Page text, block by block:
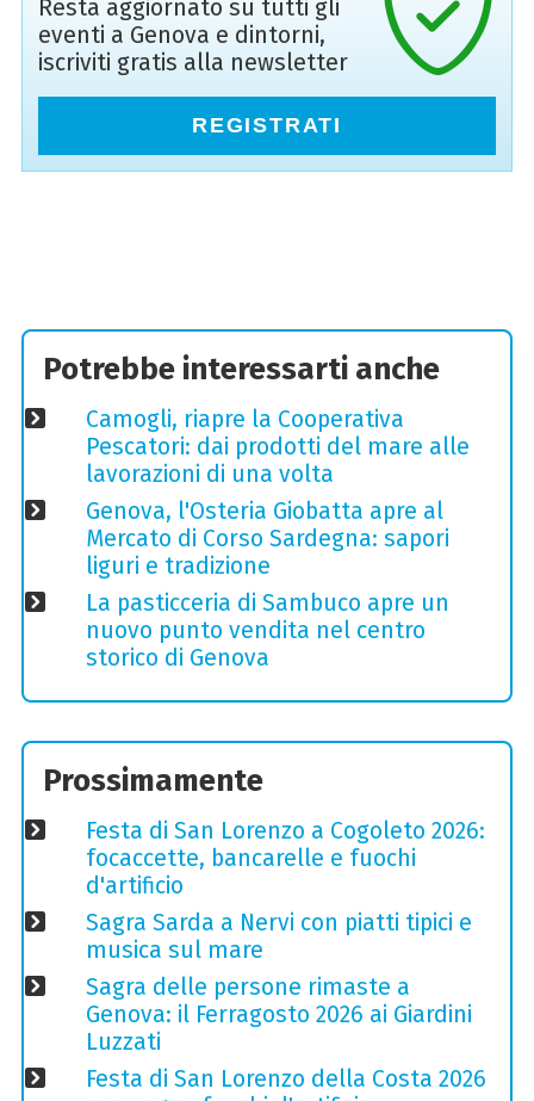
Resta aggiornato su tutti gli
eventi a Genova e dintorni,
iscriviti gratis alla newsletter
REGISTRATI
Potrebbe interessarti anche
Camogli, riapre la Cooperativa
Pescatori: dai prodotti del mare alle
lavorazioni di una volta
Genova, l'Osteria Giobatta apre al
Mercato di Corso Sardegna: sapori
liguri e tradizione
La pasticceria di Sambuco apre un
nuovo punto vendita nel centro
storico di Genova
Prossimamente
Festa di San Lorenzo a Cogoleto 2026:
focaccette, bancarelle e fuochi
d'artificio
Sagra Sarda a Nervi con piatti tipici e
musica sul mare
Sagra delle persone rimaste a
Genova: il Ferragosto 2026 ai Giardini
Luzzati
Festa di San Lorenzo della Costa 2026